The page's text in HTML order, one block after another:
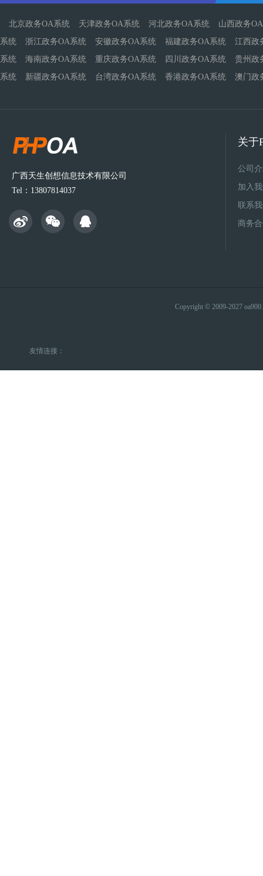
北京政务OA系统 天津政务OA系统 河北政务OA系统
山西政务
系统
浙江政务OA系统 安徽政务OA系统 福建政务OA系统
江西政
系统
海南政务OA系统 重庆政务OA系统 四川政务OA系统
贵州政
系统
新疆政务OA系统 台湾政务OA系统 香港政务OA系统 澳门政
广西天生创想信息技术有限公司
Tel：13807814037
关于
公司
加入
联系
商务
Copyright © 2009-2027
友情连接：